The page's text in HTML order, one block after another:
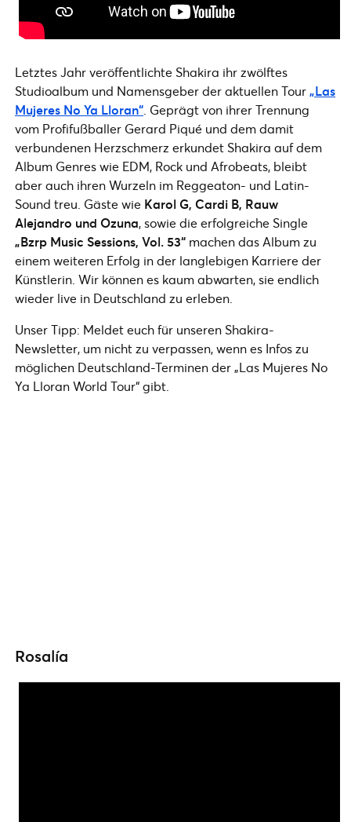
Letztes Jahr veröffentlichte Shakira ihr zwölftes
Studioalbum und Namensgeber der aktuellen Tour„Las
Mujeres No Ya Lloran“. Geprägt von ihrer Trennung
vom Profifußballer Gerard Piqué und dem damit
verbundenen Herzschmerz erkundet Shakira auf dem
Album Genres wie EDM, Rock und Afrobeats, bleibt
aber auch ihren Wurzeln im Reggeaton- und Latin-
Sound treu. Gäste wie Karol G, Cardi B, Rauw
Alejandro und Ozuna, sowie die erfolgreiche Single
„Bzrp Music Sessions, Vol. 53“ machen das Album zu
einem weiteren Erfolg in der langlebigen Karriere der
Künstlerin. Wir können es kaum abwarten, sie endlich
wieder live in Deutschland zu erleben.
Unser Tipp: Meldet euch für unseren Shakira-
Newsletter, um nicht zu verpassen, wenn es Infos zu
möglichen Deutschland-Terminen der „Las Mujeres No
Ya Lloran World Tour“ gibt.
Rosalía